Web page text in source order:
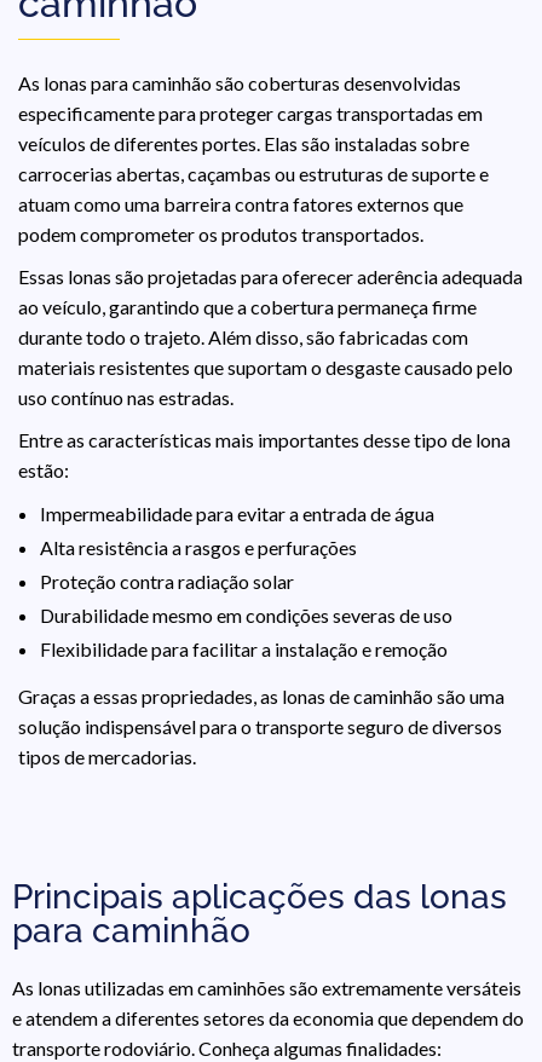
As lonas para caminhão são coberturas desenvolvidas
especificamente para proteger cargas transportadas em
veículos de diferentes portes. Elas são instaladas sobre
carrocerias abertas, caçambas ou estruturas de suporte e
atuam como uma barreira contra fatores externos que
podem comprometer os produtos transportados.
Essas lonas são projetadas para oferecer aderência adequada
ao veículo, garantindo que a cobertura permaneça firme
durante todo o trajeto. Além disso, são fabricadas com
materiais resistentes que suportam o desgaste causado pelo
uso contínuo nas estradas.
Entre as características mais importantes desse tipo de lona
estão:
Impermeabilidade para evitar a entrada de água
Alta resistência a rasgos e perfurações
Proteção contra radiação solar
Durabilidade mesmo em condições severas de uso
Flexibilidade para facilitar a instalação e remoção
Graças a essas propriedades, as lonas de caminhão são uma
solução indispensável para o transporte seguro de diversos
tipos de mercadorias.
Principais aplicações das lonas
para caminhão
As lonas utilizadas em caminhões são extremamente versáteis
e atendem a diferentes setores da economia que dependem do
transporte rodoviário. Conheça algumas finalidades: